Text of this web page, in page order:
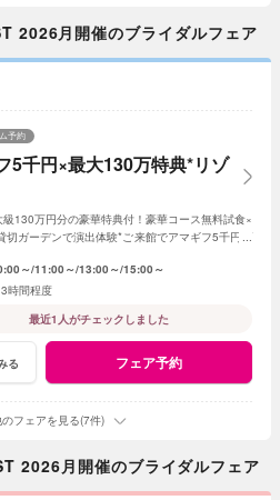
月開催のブライダルフェア
5千円×最大130万特典*リゾ
予約
130万円分の豪華特典付！豪華コース無料試食×
ガーデンで演出体験*ご来館でアマギフ5千円プ
～ 11:00～ 13:00～ 15:00～
3時間程度
最近1人がチェックしました
る フェア予約
フェアを見る(7件)
2026月開催のブライダルフェア